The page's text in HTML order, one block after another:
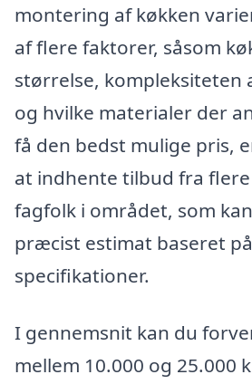
montering af køkken
af flere faktorer, såsom
størrelse, kompleksiteten
og hvilke materialer der
få den bedst mulige pris,
at indhente tilbud fra
fagfolk i området, som
præcist estimat baseret
specifikationer.
I gennemsnit kan du
mellem 10.000 og 25.000